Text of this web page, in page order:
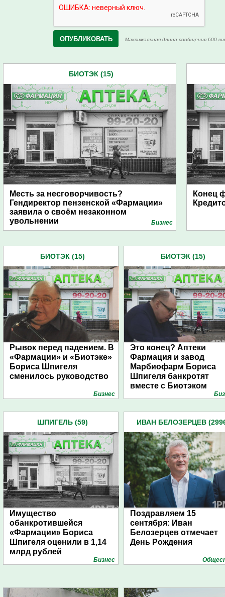
Максимальная длина сообщения 600
БИОТЭК (15)
Месть за несговорчивость?
Гендиректор пензенской «Фармации»
заявила о своём незаконном
увольнении
Бизнес
Конец
БИОТЭК (15)
Рывок перед падением. В
«Фармации» и «Биотэке»
Бориса Шпигеля
сменилось руководство
Бизнес
БИОТЭК (15)
Это конец? Аптеки
Фармация и завод
Марбиофарм Бориса
Шпигеля банкротят
вместе с Биотэком
ШПИГЕЛЬ (59)
Имущество
обанкротившейся
«Фармации» Бориса
Шпигеля оценили в 1,14
млрд рублей
Бизнес
ИВАН БЕЛОЗЕРЦЕВ
Поздравляем 15
сентября: Иван
Белозерцев отмечает
День Рождения